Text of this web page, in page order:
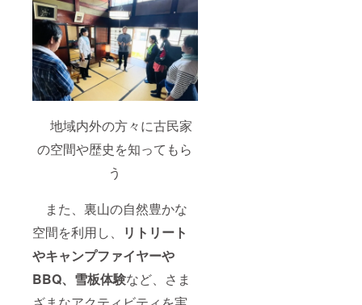
地域内外の方々に古民家
の空間や歴史を知ってもら
う
また、裏山の自然豊かな
空間を利用し、
リトリート
やキャンプファイヤーや
BBQ、雪板体験など、さま